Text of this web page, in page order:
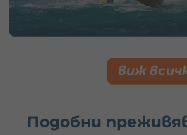
виж
Подобни